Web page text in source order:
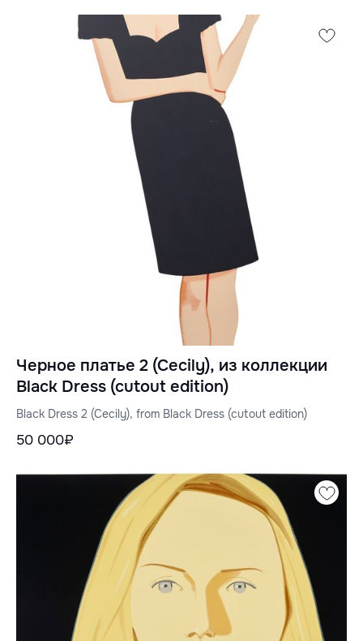
Черное платье 2 (Cecily), из коллекции
Black Dress (cutout edition)
Black Dress 2 (Cecily), from Black Dress (cutout edition)
50 000₽